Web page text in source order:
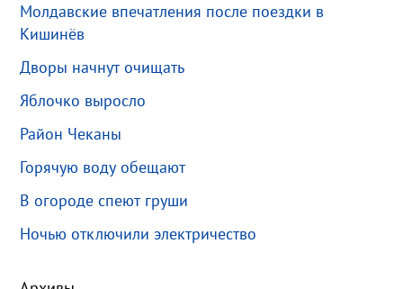
Молдавские впечатления после поездки в
Кишинёв
Дворы начнут очищать
Яблочко выросло
Район Чеканы
Горячую воду обещают
В огороде спеют груши
Ночью отключили электричество